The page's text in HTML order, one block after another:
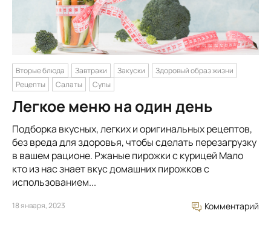
Вторые блюда Завтраки Закуски
Здоровый образ жизни
Рецепты
Салаты Супы
Легкое меню на один день
Подборка вкусных, легких и оригинальных рецептов,
без вреда для здоровья, чтобы сделать перезагрузку
в вашем рационе. Ржаные пирожки с курицей Мало
кто из нас знает вкус домашних пирожков с
использованием...
18 января, 2023 Комментарий